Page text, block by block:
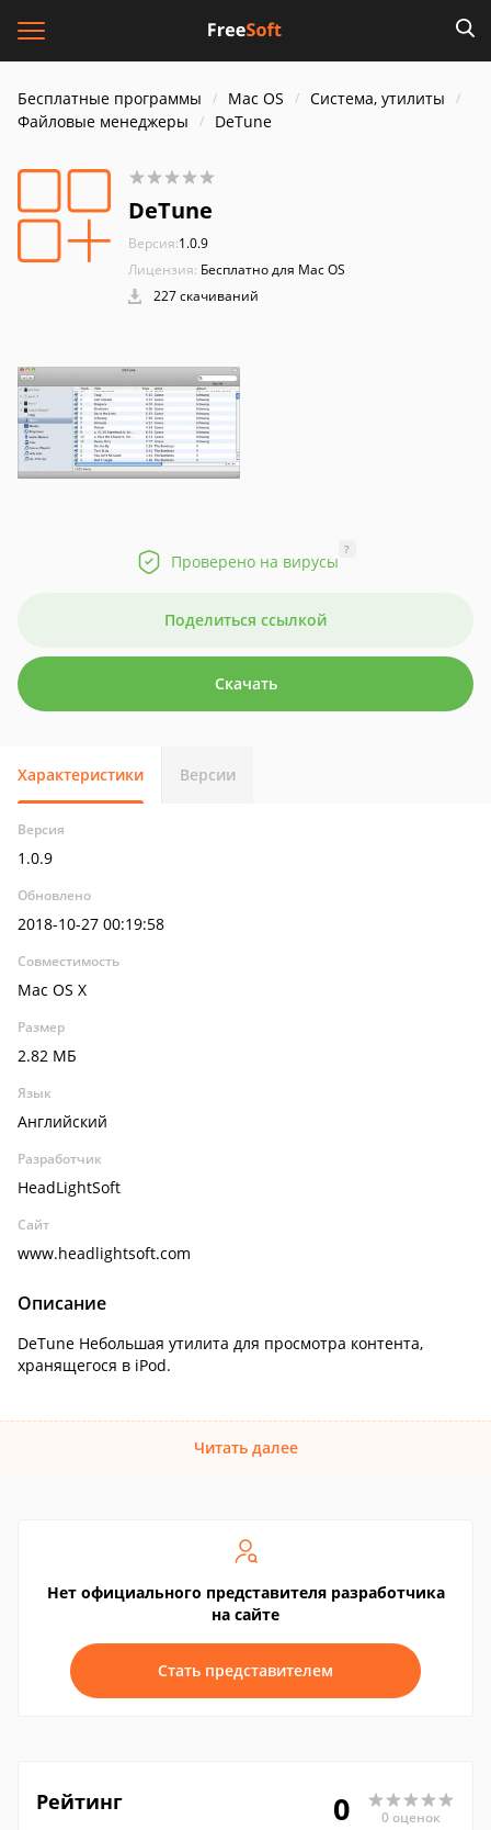
Бесплатные программы Mac OS
Система, утилиты
Файловые менеджеры
DeTune
DeTune
Версия:1.0.9
Лицензия: Бесплатно для Mac OS
227 скачиваний
Проверено на вирусы
?
Поделиться ссылкой
Скачать
Характеристики Версии
Версия
1.0.9
Обновлено
2018-10-27 00:19:58
Совместимость
Mac OS X
Размер
2.82 МБ
Язык
Английский
Разработчик
HeadLightSoft
Сайт
www.headlightsoft.com
Описание
DeTune Небольшая утилита для просмотра контента,
хранящегося в iPod.
Читать далее
Нет официального представителя разработчика
на сайте
Стать представителем
Рейтинг 0 0 оценок